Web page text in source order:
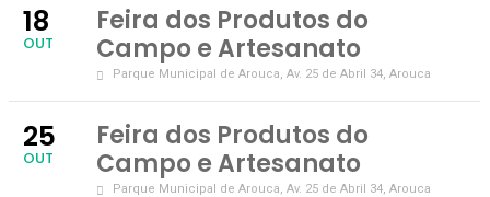
18
OUT
Feira dos Produtos do
Campo e Artesanato
Parque Municipal de Arouca, Av. 25 de Abril 34, Arouca
25
OUT
Feira dos Produtos do
Campo e Artesanato
Parque Municipal de Arouca, Av. 25 de Abril 34, Arouca